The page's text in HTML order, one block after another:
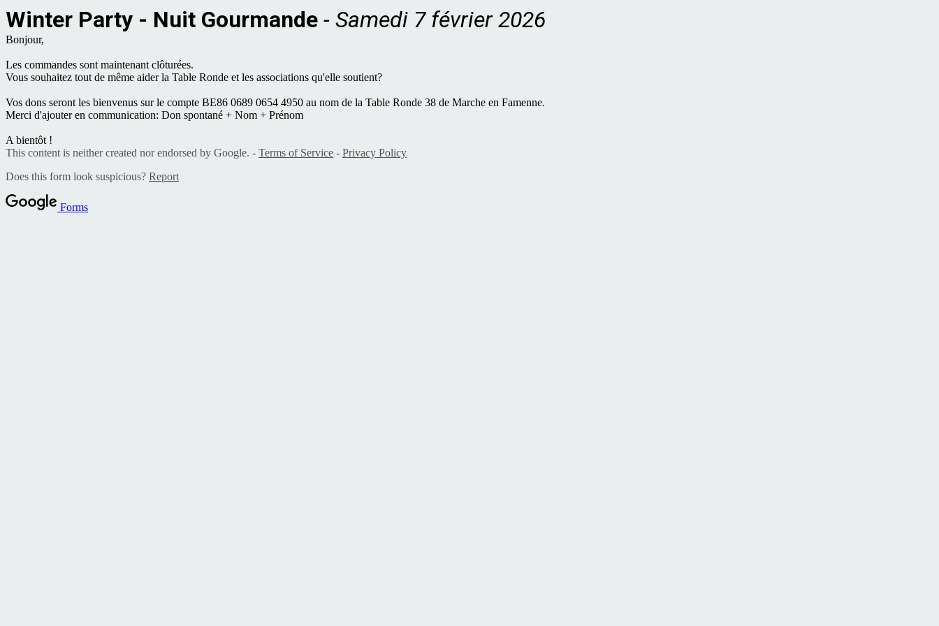
Winter Party - Nuit Gourmande - Samedi 7 février 2026
Bonjour,
Les commandes sont maintenant clôturées.
Vous souhaitez tout de même aider la Table Ronde et les associations qu'elle soutient?
Vos dons seront les bienvenus sur le compte BE86 0689 0654 4950 au nom de la Table Ronde 38 de Marche en Famenne.
Merci d'ajouter en communication: Don spontané + Nom + Prénom
A bientôt !
This content is neither created nor endorsed by Google. - Terms of Service - Privacy Policy
Does this form look suspicious? Report
Forms